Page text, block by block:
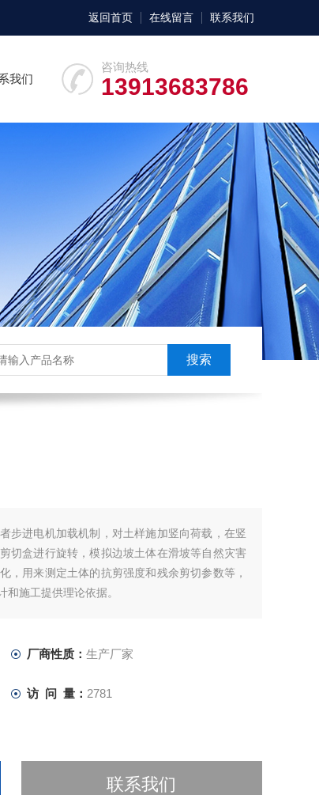
返回首页 在线留言 联系我们
咨询热线
13913683786
我们
步进电机加载机制，对土样施加竖向荷载，在竖
切盒进行旋转，模拟边坡土体在滑坡等自然灾害
，用来测定土体的抗剪强度和残余剪切参数等，
施工提供理论依据。
厂商性质： 生产厂家
访 问 量： 2781
联系我们